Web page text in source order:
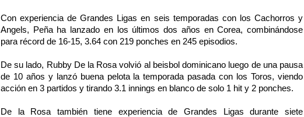
Con experiencia de Grandes Ligas en seis temporadas con los Cachorros y
Angels, Peña ha lanzado en los últimos dos años en Corea, combinándose
para récord de 16-15, 3.64 con 219 ponches en 245 episodios.
De su lado, Rubby De la Rosa volvió al beisbol dominicano luego de una pausa
de 10 años y lanzó buena pelota la temporada pasada con los Toros, viendo
acción en 3 partidos y tirando 3.1 innings en blanco de solo 1 hit y 2 ponches.
De la Rosa también tiene experiencia de Grandes Ligas durante siete